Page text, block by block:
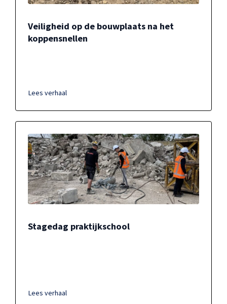
Veiligheid op de bouwplaats na het
koppensnellen
Lees verhaal
Stagedag praktijkschool
Lees verhaal